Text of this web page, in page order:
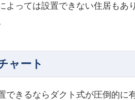
よっては設置できない住居もあ
ャート
できるならダクト式が圧倒的に